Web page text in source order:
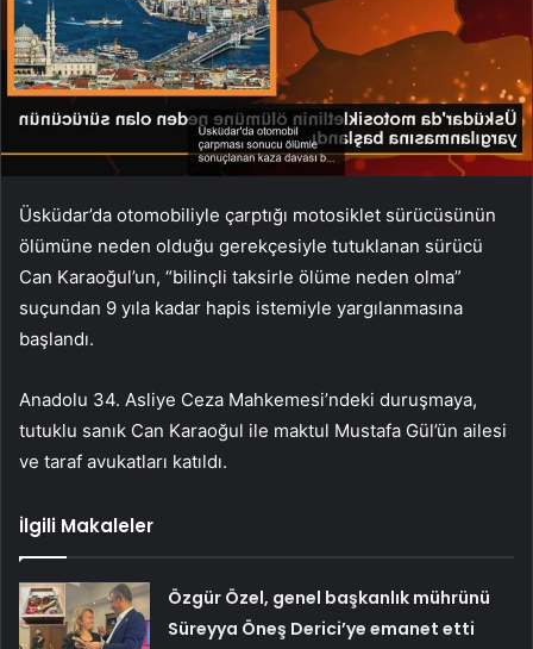
Üsküdar’da otomobiliyle çarptığı motosiklet sürücüsünün
ölümüne neden olduğu gerekçesiyle tutuklanan sürücü
Can Karaoğul’un, “bilinçli taksirle ölüme neden olma”
suçundan 9 yıla kadar hapis istemiyle yargılanmasına
başlandı.
Anadolu 34. Asliye Ceza Mahkemesi’ndeki duruşmaya,
tutuklu sanık Can Karaoğul ile maktul Mustafa Gül’ün ailesi
ve taraf avukatları katıldı.
İlgili Makaleler
Özgür Özel, genel başkanlık mührünü
Süreyya Öneş Derici’ye emanet etti